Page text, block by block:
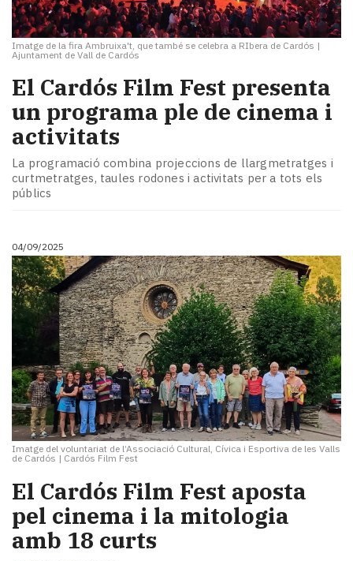
Imatge de la fira Ambruixa't, que també se celebra a RIbera de Cardós |
Ajuntament de Vall de Cardós
El Cardós Film Fest presenta
un programa ple de cinema i
activitats
La programació combina projeccions de llargmetratges i
curtmetratges, taules rodones i activitats per a tots els
públics
04/09/2025
Imatge del voluntariat de l’Associació Cultural, Cívica i Esportiva de les Valls
de Cardós | Cardós Film Fest
El Cardós Film Fest aposta
pel cinema i la mitologia
amb 18 curts